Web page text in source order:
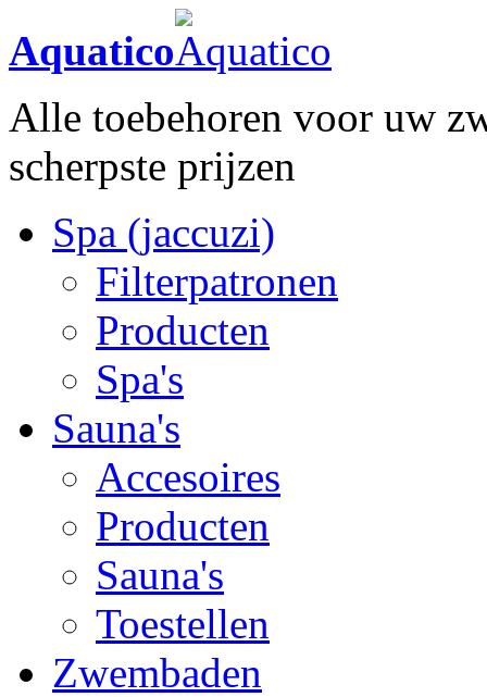
Aquatico
Alle toebehoren voor uw
scherpste prijzen
Spa (jaccuzi)
Filterpatronen
Producten
Spa's
Sauna's
Accesoires
Producten
Sauna's
Toestellen
Zwembaden